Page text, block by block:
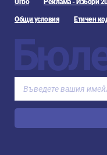
Общи условия Етичен